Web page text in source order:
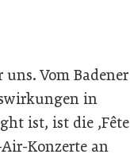
Vom Badener
in
ist, ist die ,Fête
Air-Konzerte an